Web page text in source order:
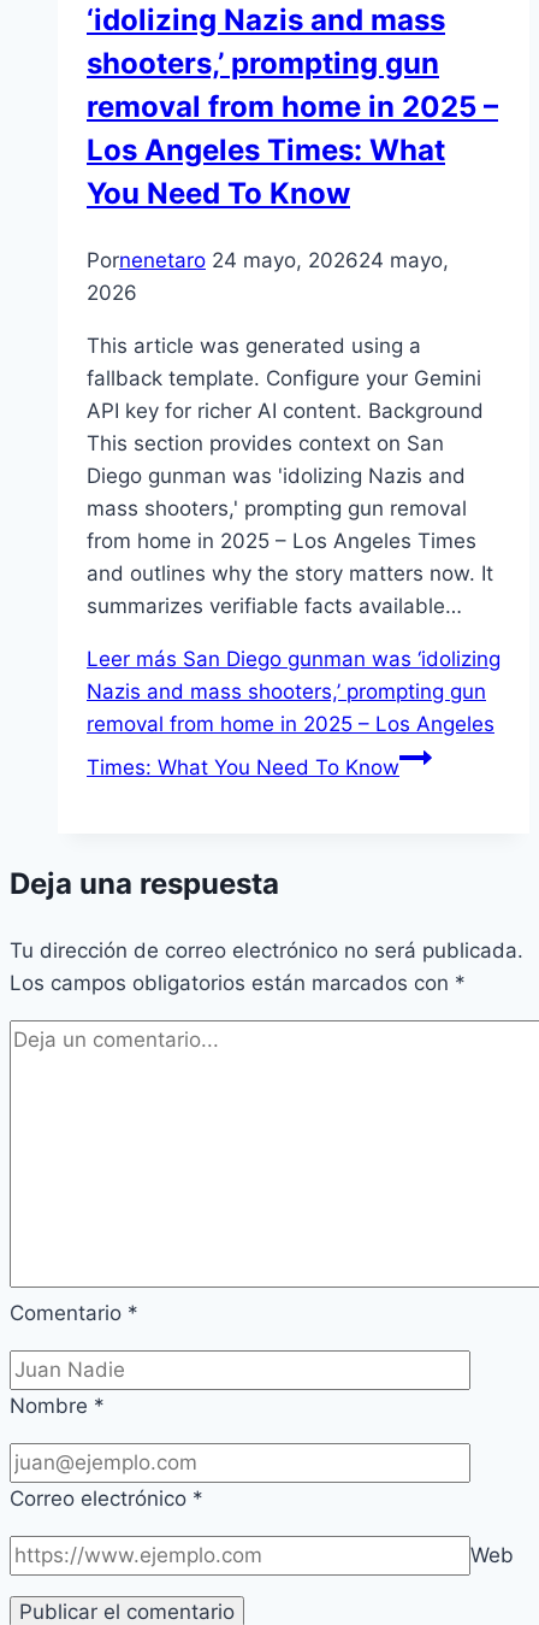
‘idolizing Nazis and mass
shooters,’ prompting gun
removal from home in 2025 –
Los Angeles Times: What
You Need To Know
Pornenetaro 24 mayo, 202624 mayo,
2026
This article was generated using a
fallback template. Configure your Gemini
API key for richer AI content. Background
This section provides context on San
Diego gunman was 'idolizing Nazis and
mass shooters,' prompting gun removal
from home in 2025 – Los Angeles Times
and outlines why the story matters now. It
summarizes verifiable facts available…
Leer más San Diego gunman was ‘idolizing
Nazis and mass shooters,’ prompting gun
removal from home in 2025 – Los Angeles
Times: What You Need To Know
Deja una respuesta
Tu dirección de correo electrónico no será publicada.
Los campos obligatorios están marcados con *
Comentario *
Nombre *
Correo electrónico *
Web